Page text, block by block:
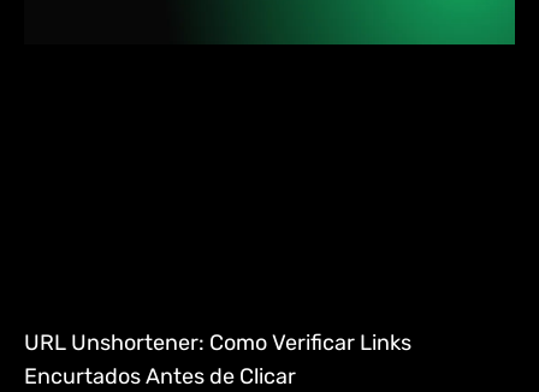
URL Unshortener: Como Verificar Links
Encurtados Antes de Clicar